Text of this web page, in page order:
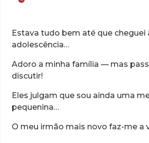
Estava tudo bem até que cheguei
adolescência…
Adoro a minha família — mas
discutir!
Eles julgam que sou ainda uma
pequenina…
O meu irmão mais novo faz-me a